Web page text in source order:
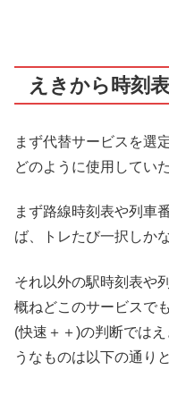
えきから時刻
まず代替サービスを選
どのように使用してい
まず路線時刻表や列車
ば、トレたび一択しかな
それ以外の駅時刻表や
概ねどこのサービスで
(快速＋＋)の判断では
うなものは以下の通り